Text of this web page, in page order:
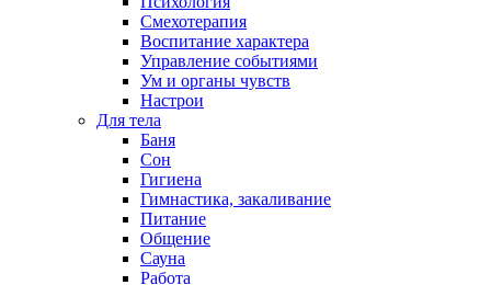
Смехотерапия
Воспитание характера
Управление событиями
Ум и органы чувств
Настрои
Для тела
Баня
Сон
Гигиена
Гимнастика, закаливание
Питание
Общение
Сауна
Работа